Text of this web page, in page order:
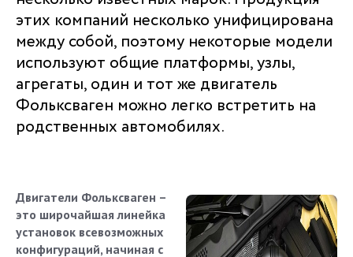
этих компаний несколько унифицирована
между собой, поэтому некоторые модели
используют общие платформы, узлы,
агрегаты, один и тот же двигатель
Фольксваген можно легко встретить на
родственных автомобилях.
Двигатели Фольксваген –
это широчайшая линейка
установок всевозможных
конфигураций, начиная с